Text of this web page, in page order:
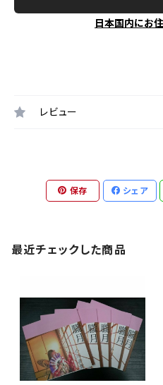
日本国内にお
レビュー
保存 シェア
最近チェックした商品